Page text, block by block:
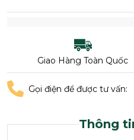
Giao Hàng Toàn Quốc
Gọi điện để được tư vấn:
Thông